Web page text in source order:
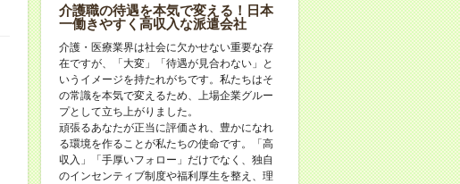
介護職の待遇を本気で変える！日本
一働きやすく高収入な派遣会社
介護・医療業界は社会に欠かせない重要な存
在ですが、「大変」「待遇が見合わない」と
いうイメージを持たれがちです。私たちはそ
の常識を本気で変えるため、上場企業グルー
プとして立ち上がりました。
頑張るあなたが正当に評価され、豊かになれ
る環境を作ることが私たちの使命です。「高
収入」「手厚いフォロー」だけでなく、独自
のインセンティブ制度や福利厚生を整え、理